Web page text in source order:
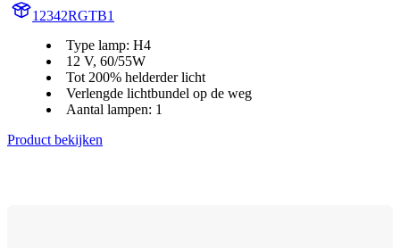
12342RGTB1
Type lamp: H4
12 V, 60/55W
Tot 200% helderder licht
Verlengde lichtbundel op de weg
Aantal lampen: 1
Product bekijken